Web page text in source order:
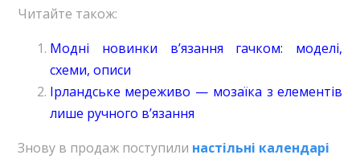
Читайте також:
Модні новинки в’язання гачком: моделі,
схеми, описи
Ірландське мереживо — мозаїка з елементів
лише ручного в’язання
Знову в продаж поступили настільні календарі